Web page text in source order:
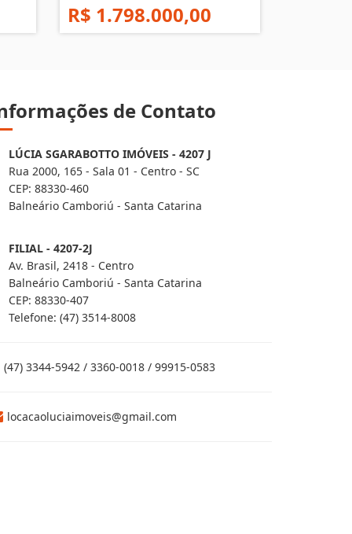
R$ 1.798.000,00
de Contato
LÚCIA SGARABOTTO IMÓVEIS - 4207 J
Rua 2000, 165 - Sala 01 - Centro - SC
CEP: 88330-460
Balneário Camboriú - Santa Catarina
FILIAL - 4207-2J
Av. Brasil, 2418 - Centro
Balneário Camboriú - Santa Catarina
CEP: 88330-407
Telefone: (47) 3514-8008
(47) 3344-5942 / 3360-0018 / 99915-0583
locacaoluciaimoveis@gmail.com